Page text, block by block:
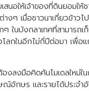
ให้เจ้าของที่ดินยอมให้ช
ๆ เมื่อชาวนาเกี่ยวข้าวไ
ในบังกลาเทศที่สามารถเ
ลกในอีกไม่กี่ปีต่อมา เพื่
ลงมือคิดค้นโมเดลใหม่ใน
กษร และรายได้ประจำ